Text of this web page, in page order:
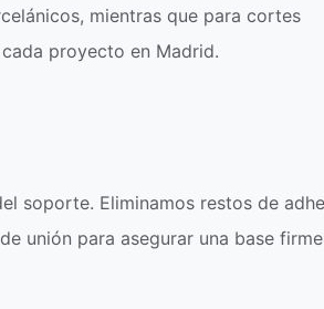
mientras que para cortes
proyecto en Madrid.
soporte. Eliminamos restos de
unión para asegurar una base